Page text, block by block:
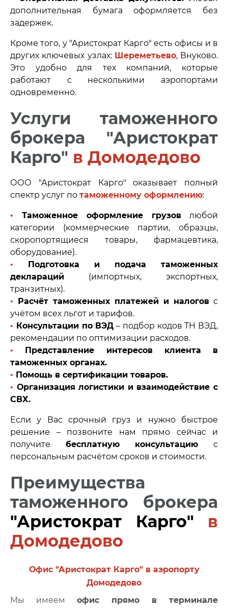
дополнительная бумага оформляется без
задержек.
Кроме того, у "Аристократ Карго" есть офисы и в
других ключевых узлах: Шереметьево, Внуково.
Это удобно для тех компаний, которые
работают с несколькими аэропортами
одновременно.
Услуги таможенного
брокера "Аристократ
Карго" в Домодедово
ООО "Аристократ Карго" оказывает полный
спектр услуг по таможенному оформлению:
• Таможенное оформление грузов любой
категории (коммерческие партии, образцы,
скоропортящиеся товары, фармацевтика,
оборудование).
•
Подготовка и подача таможенных
деклараций (импортных, экспортных,
транзитных).
•
Расчёт таможенных платежей и налогов с
учётом всех льгот и тарифов.
• Консультации по ВЭД – подбор кодов ТН ВЭД,
рекомендации по оптимизации расходов.
•
Представление интересов клиента в
таможенных органах.
• Помощь в сертификации товаров.
• Организация логистики и взаимодействие с
СВХ.
Если у Вас срочный груз и нужно быстрое
решение – позвоните нам прямо сейчас и
получите бесплатную консультацию с
персональным расчётом сроков и стоимости.
Преимущества
таможенного брокера
"Аристократ Карго" в
Домодедово
Офис "Аристократ Карго" в аэропорту
Домодедово
Мы имеем офис прямо в терминале